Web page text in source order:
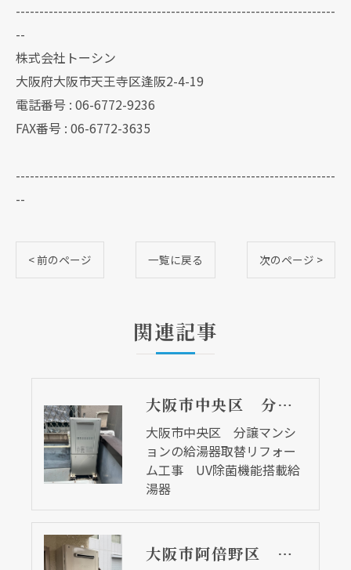
--------------------------------------------------------------------
--
株式会社トーシン
大阪府大阪市天王寺区逢阪2-4-19
電話番号 : 06-6772-9236
FAX番号 : 06-6772-3635
--------------------------------------------------------------------
--
< 前のページ 一覧に戻る 次のページ >
関連記事
大阪市中央区 分譲マンションの給湯器取替リフォーム工事 UV除菌機能搭載給湯器
大阪市中央区 分譲マンシ
ョンの給湯器取替リフォー
ム工事 UV除菌機能搭載給
湯器
大阪市阿倍野区 給湯器の調子が悪くなって・・・